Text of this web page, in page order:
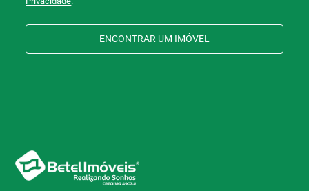
ENCONTRAR UM IMÓVEL